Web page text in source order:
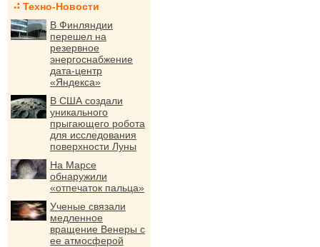
Техно-Новости
В Финляндии
перешел на
резервное
энергоснабжение
дата-центр
«Яндекса»
В США создали
уникального
прыгающего робота
для исследования
поверхности Луны
На Марсе
обнаружили
«отпечаток пальца»
Ученые связали
медленное
вращение Венеры с
ее атмосферой